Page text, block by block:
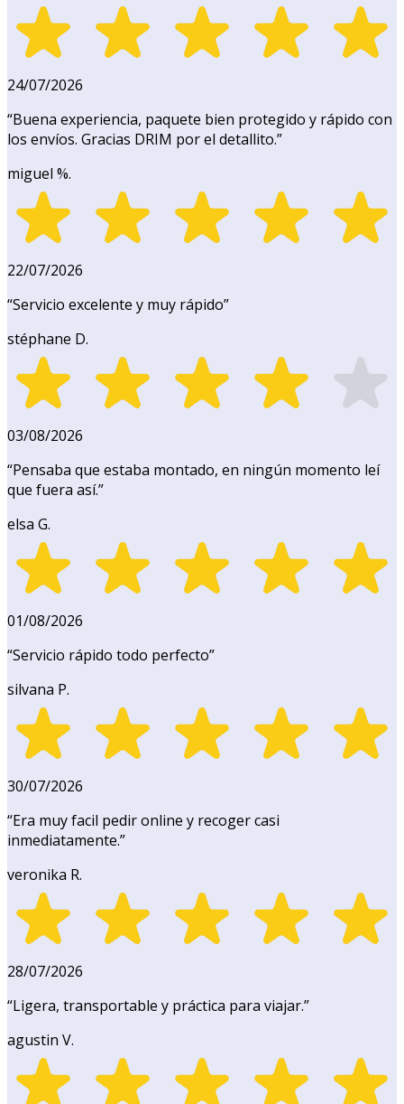
24/07/2026
“Buena experiencia, paquete bien protegido y rápido con
los envíos. Gracias DRIM por el detallito.”
miguel %.
22/07/2026
“Servicio excelente y muy rápido”
stéphane D.
03/08/2026
“Pensaba que estaba montado, en ningún momento leí
que fuera así.”
elsa G.
01/08/2026
“Servicio rápido todo perfecto”
silvana P.
30/07/2026
“Era muy facil pedir online y recoger casi
inmediatamente.”
veronika R.
28/07/2026
“Ligera, transportable y práctica para viajar.”
agustin V.